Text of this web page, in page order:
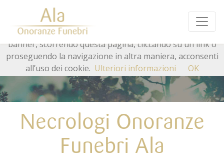
Necrologi Onoranze
Funebri Ala
Questo sito o gli strumenti terzi da questo utilizzati si
avvalgono di cookie necessari al funzionamento ed utili
alle finalità illustrate nella cookie policy. Chiudendo questo
banner, scorrendo questa pagina, cliccando su un link o
proseguendo la navigazione in altra maniera, acconsenti
all’uso dei cookie. Ulteriori informazioni OK